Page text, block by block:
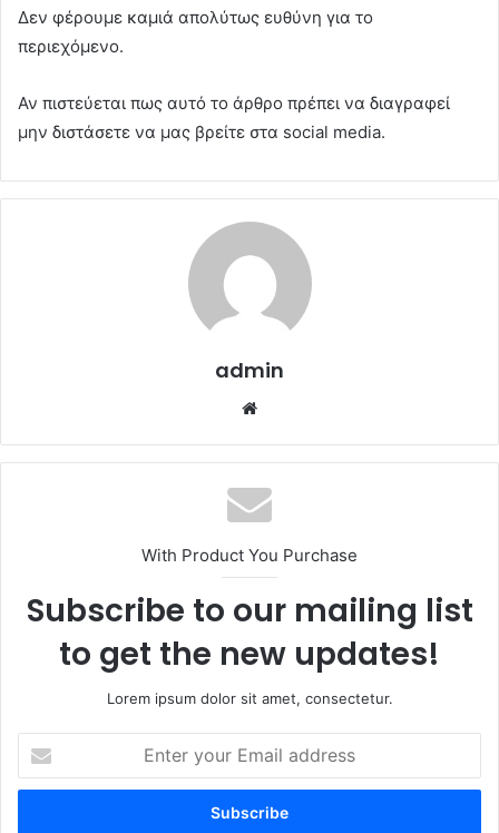
Δεν φέρουμε καμιά απολύτως ευθύνη για το
περιεχόμενο.
Αν πιστεύεται πως αυτό το άρθρο πρέπει να διαγραφεί
μην διστάσετε να μας βρείτε στα social media.
admin
With Product You Purchase
Subscribe to our mailing list
to get the new updates!
Lorem ipsum dolor sit amet, consectetur.
your
Email